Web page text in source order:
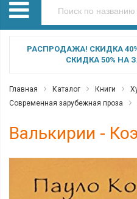
РАСПРОДАЖА! СКИДКА
СКИДКА 50% НА
Главная Каталог Книги
Современная зарубежная проза
Валькирии -